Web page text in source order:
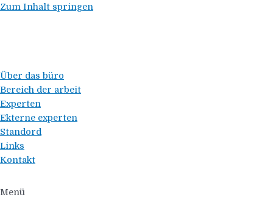
Zum Inhalt springen
Über das büro
Bereich der arbeit
Experten
Ekterne experten
Standord
Links
Kontakt
Menü